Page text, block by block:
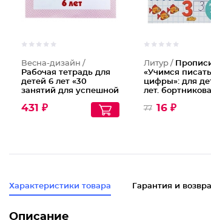
Весна-дизайн /
Рабочая тетрадь для
детей 6 лет «30
занятий для успешной
часть 2
431 ₽
Литур /
«Учимся писать
цифры»: для
лет.
77 16 ₽
Характеристики товара Гарантия и
Описание